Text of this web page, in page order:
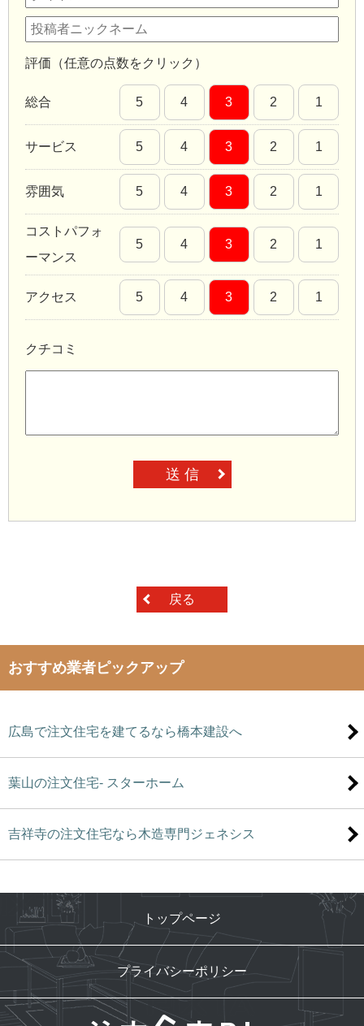
評価（任意の点数をクリック）
総合 5 4 3 2 1
サービス 5 4 3 2 1
雰囲気 5 4 3 2 1
コストパフォ
ーマンス
5 4 3 2 1
アクセス 5 4 3 2 1
クチコミ
送 信
戻る
おすすめ業者ピックアップ
広島で注文住宅を建てるなら橋本建設へ
葉山の注文住宅- スターホーム
吉祥寺の注文住宅なら木造専門ジェネシス
トップページ
プライバシーポリシー